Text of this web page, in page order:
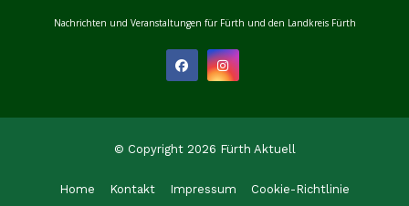
Nachrichten und Veranstaltungen für Fürth und den Landkreis Fürth
© Copyright 2026 Fürth Aktuell
Home Kontakt Impressum Cookie-Richtlinie